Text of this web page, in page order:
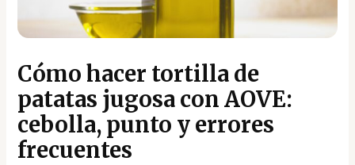
Cómo hacer tortilla de
patatas jugosa con AOVE:
cebolla, punto y errores
frecuentes